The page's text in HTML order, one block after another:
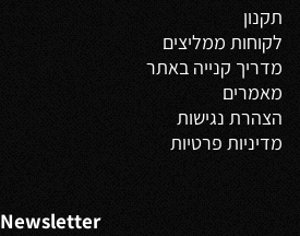
תקנון
לקוחות ממליצים
מדריך קנייה באתר
מאמרים
הצהרת נגישות
מדיניות פרטיות
Newsletter